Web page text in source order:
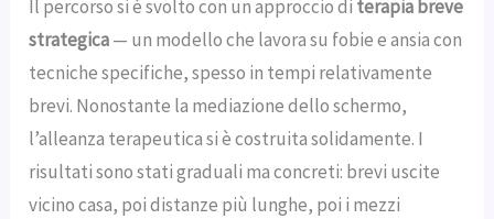
Il percorso si è svolto con un approccio di terapia breve
strategica— un modello che lavora su fobie e ansia con
tecniche specifiche, spesso in tempi relativamente
brevi. Nonostante la mediazione dello schermo,
l’alleanza terapeutica si è costruita solidamente. I
risultati sono stati graduali ma concreti: brevi uscite
vicino casa, poi distanze più lunghe, poi i mezzi